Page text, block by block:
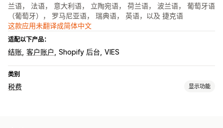
兰语， 法语， 意大利语， 立陶宛语， 荷兰语， 波兰语， 葡萄牙语
（葡萄牙）， 罗马尼亚语， 瑞典语， 英语，以及 捷克语
这款应用未翻译成简体中文
适配以下产品：
结账 客户账户 Shopify 后台 VIES
类别
税费 显示功能